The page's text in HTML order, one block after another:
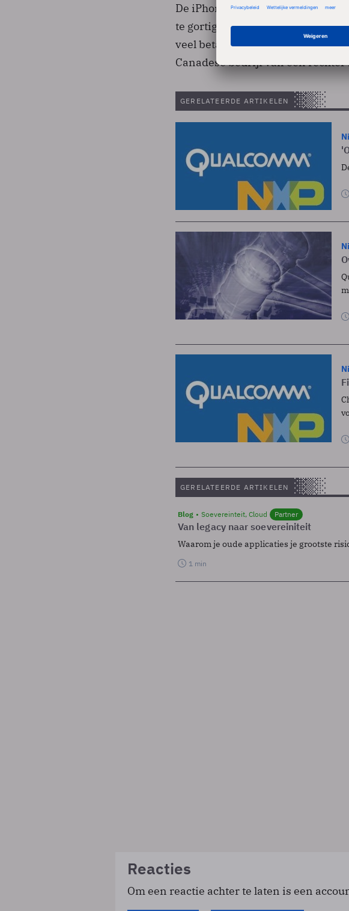
De iPhonemaker is niet de enige
te gortig vindt. Branchegenoot
veel betaalde royalties terug te
Canadese bedrijf van een
GERELATEERDE ARTIKELEN
GERELATEERDE ARTIKELEN
Blog Soevereinteit, Cloud Partner
Van legacy naar soevereiniteit
Waarom je oude applicaties je grootste
1 min
Reacties
Om een reactie achter te laten is een